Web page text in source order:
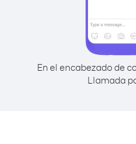
En el encabezado de
Llamada